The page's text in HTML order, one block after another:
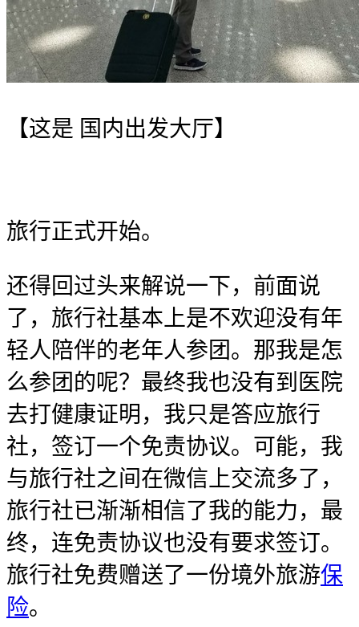
【这是 国内出发大厅】
旅行正式开始。
还得回过头来解说一下，前面说
了，旅行社基本上是不欢迎没有年
轻人陪伴的老年人参团。那我是怎
么参团的呢？最终我也没有到医院
去打健康证明，我只是答应旅行
社，签订一个免责协议。可能，我
与旅行社之间在微信上交流多了，
旅行社已渐渐相信了我的能力，最
终，连免责协议也没有要求签订。
旅行社免费赠送了一份境外旅游保
险。